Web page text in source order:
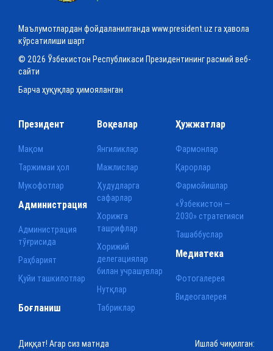
Маълумотлардан фойдаланилганда www.president.uz га ҳавола
кўрсатилиши шарт
© 2026 Ўзбекистон Республикаси Президентининг расмий веб-
сайти
Барча ҳуқуқлар ҳимояланган
Президент
Мақом
Таржимаи ҳол
Мукофотлар
Воқеалар
Янгиликлар
Мажлислар
Ҳудудларга
сафарлар
Хорижга
ташрифлар
Хорижий
делегациялар
билан учрашувлар
Нутқлар
Табриклар
Ҳужжатлар
Фармонлар
Қарорлар
Фармойишлар
«Ўзбекистон —
2030» стратегияси
Ташаббуслар
Администрация
Администрация
тўғрисида
Раҳбарият
Қуйи ташкилотлар
Медиатека
Фотогалерея
Видеогалерея
Боғланиш
Диққат! Агар сиз матнда
Ишлаб чиқилган: